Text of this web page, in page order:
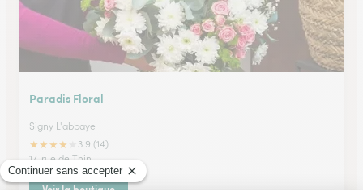
Paradis Floral
Signy L'abbaye
★★★★
3.9 (14)
17, rue de Thin
Voir la boutique